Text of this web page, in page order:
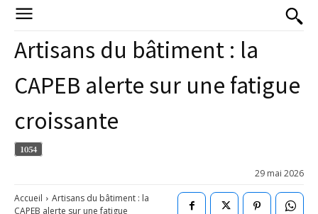
Artisans du bâtiment : la
CAPEB alerte sur une fatigue
croissante
1054
29 mai 2026
Accueil
Artisans du bâtiment : la
CAPEB alerte sur une fatigue